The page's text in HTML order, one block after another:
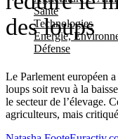
Santé
Technologies
Energie,
Défense
des loups
Le Parlement européen
loups soit revu à la
le secteur de l’élevage.
agriculteurs, mais